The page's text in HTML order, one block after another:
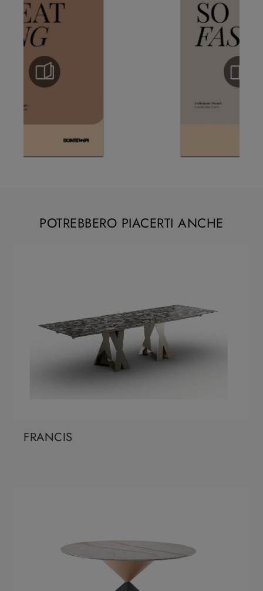
POTREBBERO PIACERTI ANCHE
FRANCIS